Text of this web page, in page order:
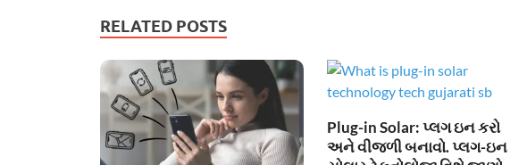
RELATED POSTS
Plug-in Solar: પ્લગ ઇન કરો
અને વીજળી બનાવો. પ્લગ-ઇન